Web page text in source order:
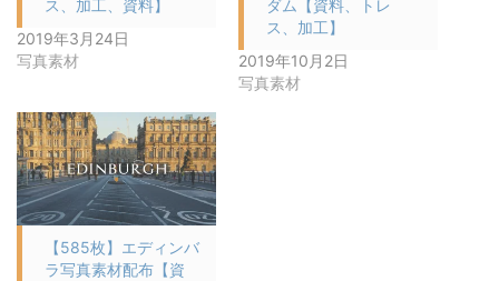
ス、加工、資料】
2019年3月24日
写真素材
ダム【資料、トレ
ス、加工】
2019年10月2日
写真素材
【585枚】エディンバ
ラ写真素材配布【資